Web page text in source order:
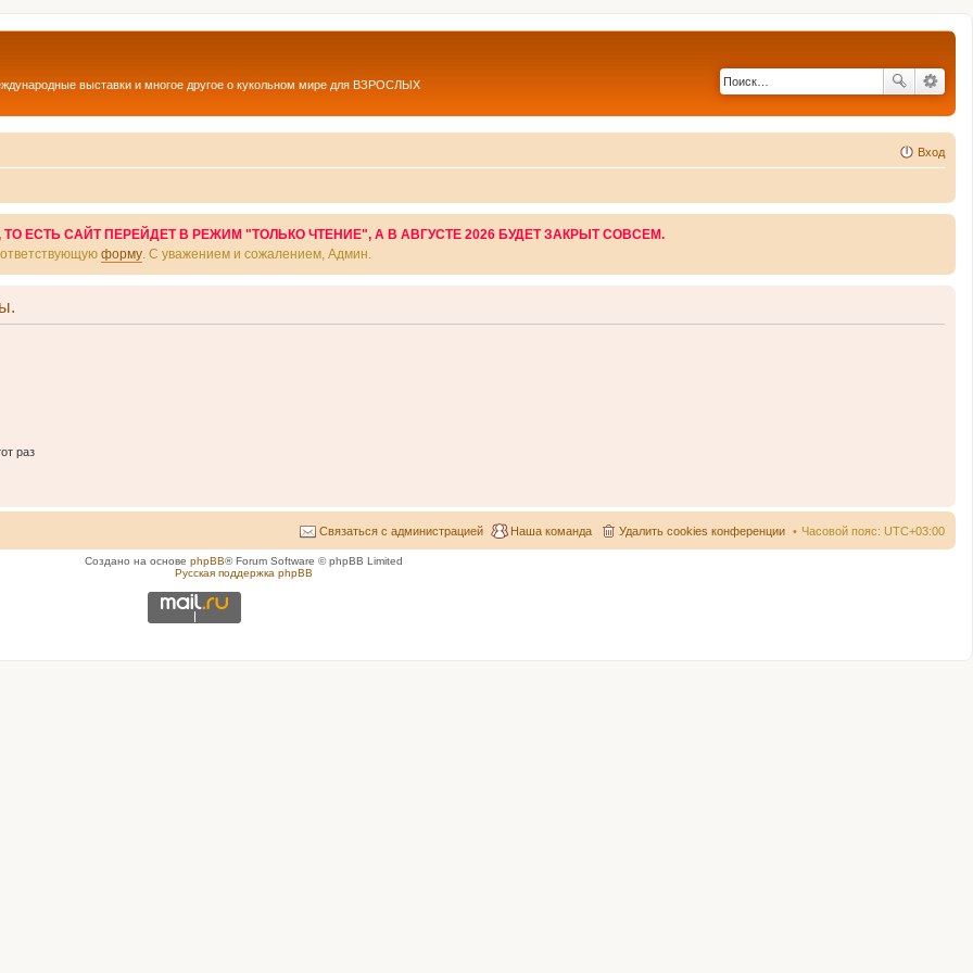
выставки и многое другое о кукольном мире для ВЗРОСЛЫХ
Вход
ЕСТЬ САЙТ ПЕРЕЙДЕТ В РЕЖИМ "ТОЛЬКО ЧТЕНИЕ", А В АВГУСТЕ 2026 БУДЕТ ЗАКРЫТ СОВСЕМ.
форму . С уважением и сожалением, Админ.
раз
Часовой пояс: UTC+03:00
Удалить cookies конференции
Наша команда
Связаться с администрацией
Создано на основе phpBB® Forum Software © phpBB Limited
Русская поддержка phpBB